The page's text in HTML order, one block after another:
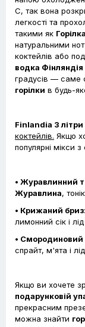
С, так вона
легкості та
такими як
натуральними
коктейлів або
водка Фінляндія
градусів — саме
горілки в будь-
Finlandia 3 літри
коктейлів. Якщо
популярні мікси
• Журавлинний
Журавлина,
• Крижаний бриз
лимонний сік і
• Смородиновий
спрайт, м'ята і
Якщо ви хочете
подарунковій
прекрасним
можна знайти